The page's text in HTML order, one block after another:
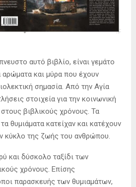
αυτό βιβλίο, είναι γεμάτο
και μύρα που έχουν
σημασία. Από την Αγία
στοιχεία για την κοινωνική
βιβλικούς χρόνους. Τα
θυμιάματα κατείχαν και κατέχουν
κύκλο της ζωής του ανθρώπου.
και δύσκολο ταξίδι των
χρόνους. Επίσης
παρασκευής των θυμιαμάτων,